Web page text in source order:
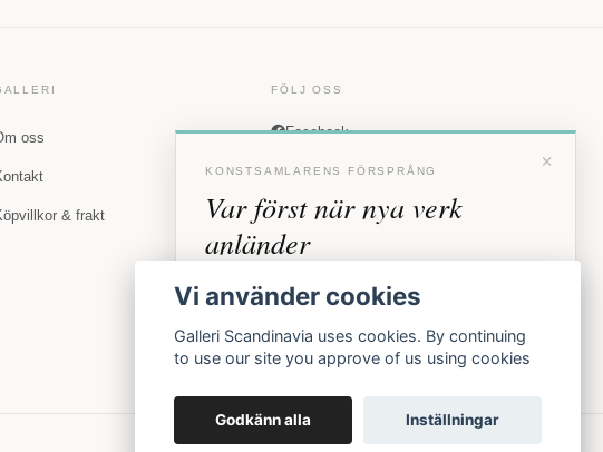
oss
& frakt
FÖLJ OSS
Facebook
×
KONSTSAMLARENS FÖRSPRÅNG
Var först när nya verk
anländer
Förhandstillgång till nya verk och personliga
inbjudningar till vernissage, innan vi annonserar
offentligt.
Vi använder cookies
Galleri Scandinavia uses cookies. By continuing
to use our site you approve of us using cookies
Godkänn alla Inställningar